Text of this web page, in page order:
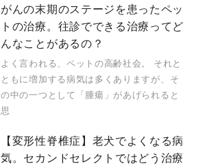
がんの末期のステージを患ったペッ
トの治療。往診でできる治療ってど
んなことがあるの？
よく言われる、ペットの高齢社会。 それと
ともに増加する病気は多くありますが、そ
の中の一つとして「腫瘍」があげられると
思
【変形性脊椎症】老犬でよくなる病
気。セカンドセレクトではどう治療